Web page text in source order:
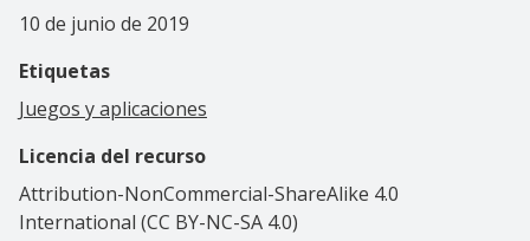
10 de junio de 2019
Etiquetas
Juegos y aplicaciones
Licencia del recurso
Attribution-NonCommercial-ShareAlike 4.0
International (CC BY-NC-SA 4.0)